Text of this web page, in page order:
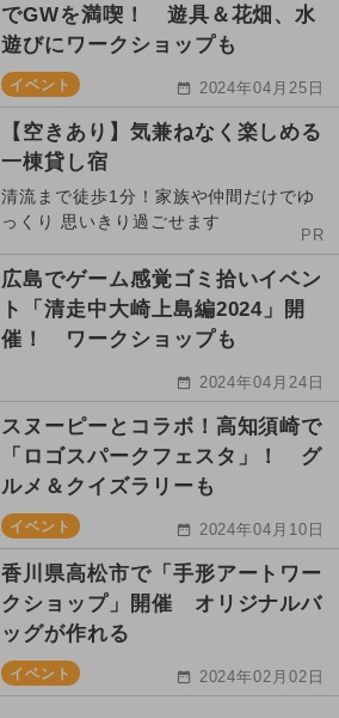
でGWを満喫！ 遊具＆花畑、水
遊びにワークショップも
イベント 2024年04月25日
【空きあり】気兼ねなく楽しめる
一棟貸し宿
清流まで徒歩1分！家族や仲間だけでゆ
っくり 思いきり過ごせます
PR
広島でゲーム感覚ゴミ拾いイベン
ト「清走中大崎上島編2024」開
催！ ワークショップも
2024年04月24日
スヌーピーとコラボ！高知須崎で
「ロゴスパークフェスタ」！ グ
ルメ＆クイズラリーも
イベント 2024年04月10日
香川県高松市で「手形アートワー
クショップ」開催 オリジナルバ
ッグが作れる
イベント 2024年02月02日